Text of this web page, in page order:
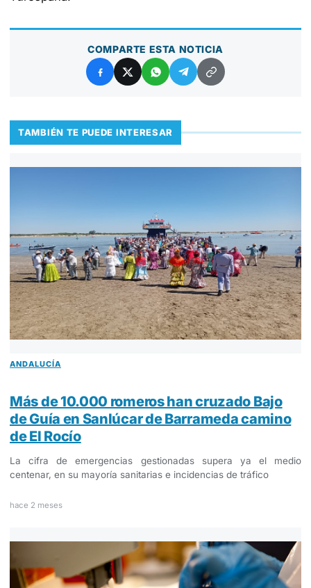
COMPARTE ESTA NOTICIA
TAMBIÉN TE PUEDE INTERESAR
ANDALUCÍA
Más de 10.000 romeros han cruzado Bajo
de Guía en Sanlúcar de Barrameda camino
de El Rocío
La cifra de emergencias gestionadas supera ya el medio
centenar, en su mayoría sanitarias e incidencias de tráfico
hace 2 meses